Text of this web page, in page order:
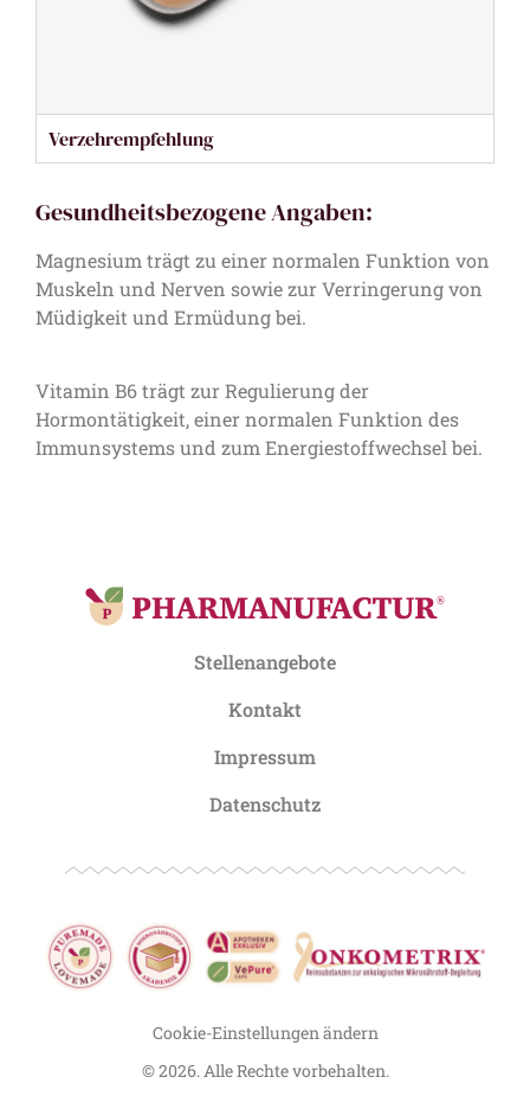
Verzehrempfehlung
Gesundheitsbezogene Angaben:
Magnesium trägt zu einer normalen Funktion von
Muskeln und Nerven sowie zur Verringerung von
Müdigkeit und Ermüdung bei.
Vitamin B6 trägt zur Regulierung der
Hormontätigkeit, einer normalen Funktion des
Immunsystems und zum Energiestoffwechsel bei.
Stellenangebote
Kontakt
Impressum
Datenschutz
Cookie-Einstellungen ändern
© 2026. Alle Rechte vorbehalten.